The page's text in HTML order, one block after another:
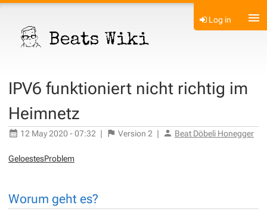
Log in
IPV6 funktioniert nicht richtig im
Heimnetz
12 May 2020 - 07:32 | Version 2 | Beat Döbeli Honegger
GeloestesProblem
Worum geht es?